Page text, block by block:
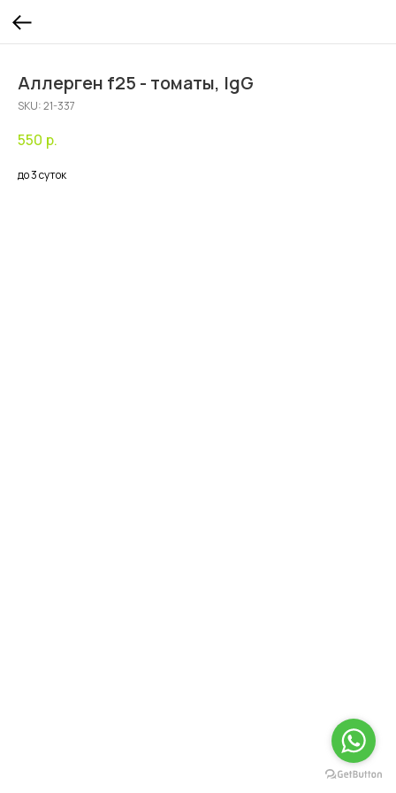
Аллерген f25 - томаты, IgG
SKU:21-337
550 р.
до 3 суток